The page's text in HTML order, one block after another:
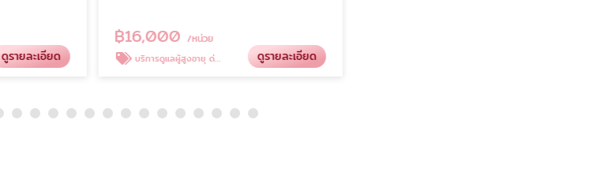
ดูรายละเอียด
฿16,000 /หน่วย
บริการดูแลผู้สูงอายุ ด่วน ดูรายละเอียด